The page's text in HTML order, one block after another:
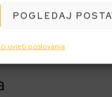
POGLEDAJ
uvjeti poslovanja